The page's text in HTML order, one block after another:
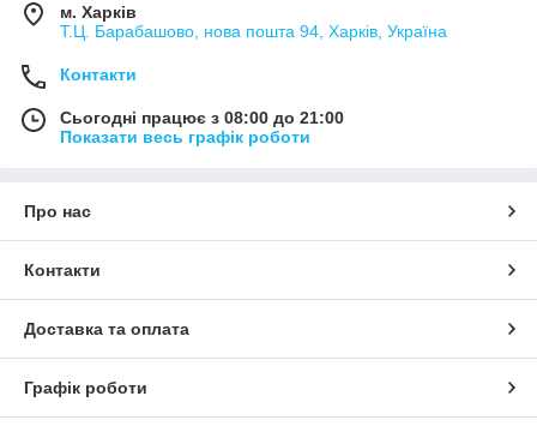
м. Харків
Т.Ц. Барабашово, нова пошта 94, Харків, Україна
Контакти
Сьогодні працює з 08:00 до 21:00
Показати весь графік роботи
Про нас
Контакти
Доставка та оплата
Графік роботи